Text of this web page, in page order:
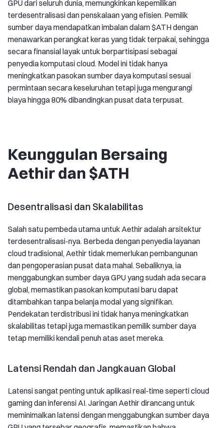
GPU dari seluruh dunia, memungkinkan kepemilikan
terdesentralisasi dan penskalaan yang efisien. Pemilik
sumber daya mendapatkan imbalan dalam $ATH dengan
menawarkan perangkat keras yang tidak terpakai, sehingga
secara finansial layak untuk berpartisipasi sebagai
penyedia komputasi cloud. Model ini tidak hanya
meningkatkan pasokan sumber daya komputasi sesuai
permintaan secara keseluruhan tetapi juga mengurangi
biaya hingga 80% dibandingkan pusat data terpusat.
Keunggulan Bersaing
Aethir dan $ATH
Desentralisasi dan Skalabilitas
Salah satu pembeda utama untuk Aethir adalah arsitektur
terdesentralisasi-nya. Berbeda dengan penyedia layanan
cloud tradisional, Aethir tidak memerlukan pembangunan
dan pengoperasian pusat data mahal. Sebaliknya, ia
menggabungkan sumber daya GPU yang sudah ada secara
global, memastikan pasokan komputasi baru dapat
ditambahkan tanpa belanja modal yang signifikan.
Pendekatan terdistribusi ini tidak hanya meningkatkan
skalabilitas tetapi juga memastikan pemilik sumber daya
tetap memiliki kendali penuh atas aset mereka.
Latensi Rendah dan Jangkauan Global
Latensi sangat penting untuk aplikasi real-time seperti cloud
gaming dan inferensi AI. Jaringan Aethir dirancang untuk
meminimalkan latensi dengan menggabungkan sumber daya